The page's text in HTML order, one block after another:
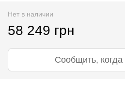
Нет в наличии
58 249 грн
Сообщить, когда